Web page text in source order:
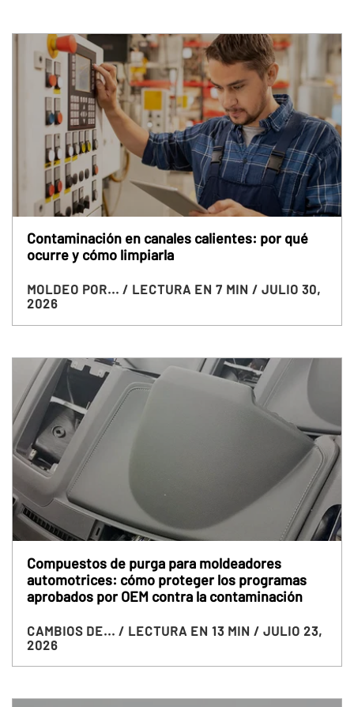
Contaminación en canales calientes: por qué
ocurre y cómo limpiarla
MOLDEO POR... / LECTURA EN 7 MIN / JULIO 30,
2026
Compuestos de purga para moldeadores
automotrices: cómo proteger los programas
aprobados por OEM contra la contaminación
CAMBIOS DE... / LECTURA EN 13 MIN / JULIO 23,
2026